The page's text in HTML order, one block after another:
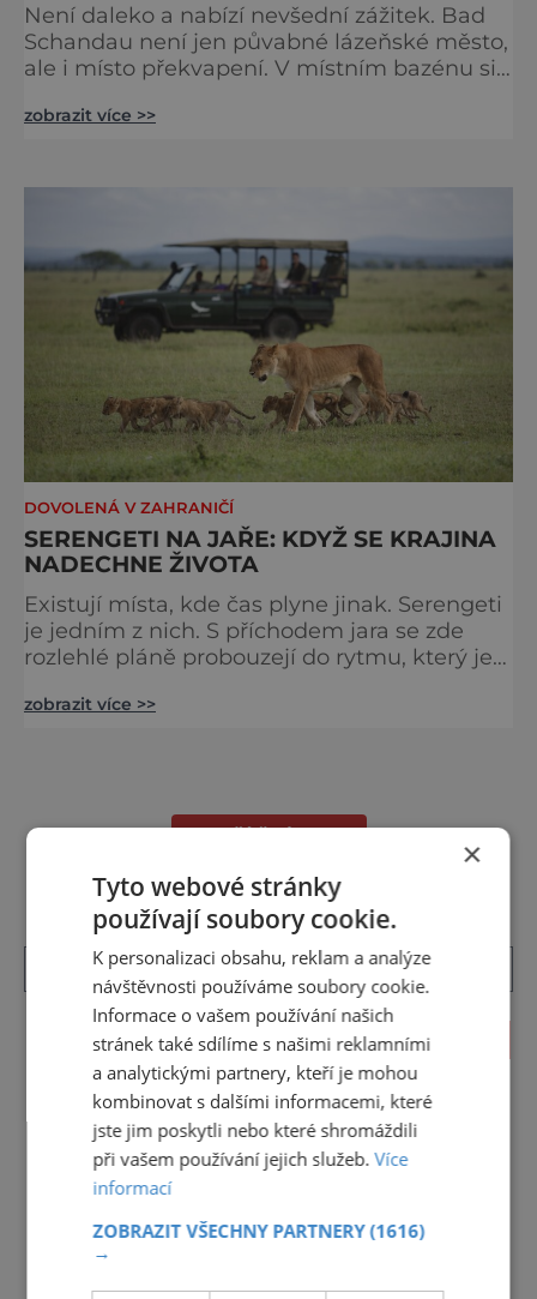
Není daleko a nabízí nevšední zážitek. Bad
Schandau není jen půvabné lázeňské město,
ale i místo překvapení. V místním bazénu si
vodě. Nádherně osvěžující místo leží jen 8
zobrazit více >>
DOVOLENÁ V ZAHRANIČÍ
SERENGETI NA JAŘE: KDYŽ SE KRAJINA
NADECHNE ŽIVOTA
Existují místa, kde čas plyne jinak. Serengeti
je jedním z nich. S příchodem jara se zde
rozlehlé pláně probouzejí do rytmu, který je
tráva svěží a horizont nekonečný. A právě v
shromažďují statisíce zvířat. Více než 1,5
milionu pakoňů, dop
zobrazit více >>
KALENDÁŘ AKCÍ
Srpen 2026
28 29 30 31 1
4
11 12 13 14 15
×
Tyto webové stránky
používají soubory cookie.
K personalizaci obsahu, reklam a analýze
návštěvnosti používáme soubory cookie.
Informace o vašem používání našich
stránek také sdílíme s našimi reklamními
a analytickými partnery, kteří je mohou
kombinovat s dalšími informacemi, které
jste jim poskytli nebo které shromáždili
při vašem používání jejich služeb.Více
informací
ZOBRAZIT VŠECHNY PARTNERY(1616)
→